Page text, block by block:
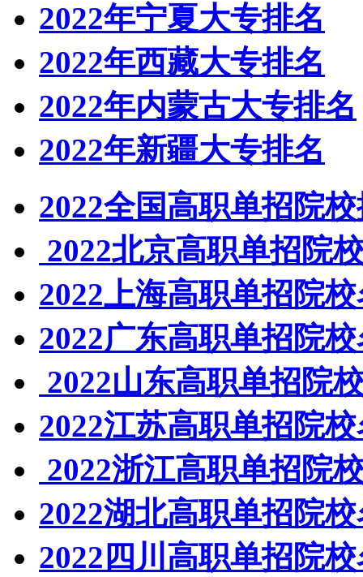
2022年宁夏大专排名
2022年西藏大专排名
2022年内蒙古大专排名
2022年新疆大专排名
2022全国高职单招院
2022北京高职单招院
2022上海高职单招院
2022广东高职单招院
2022山东高职单招院
2022江苏高职单招院
2022浙江高职单招院
2022湖北高职单招院
2022四川高职单招院